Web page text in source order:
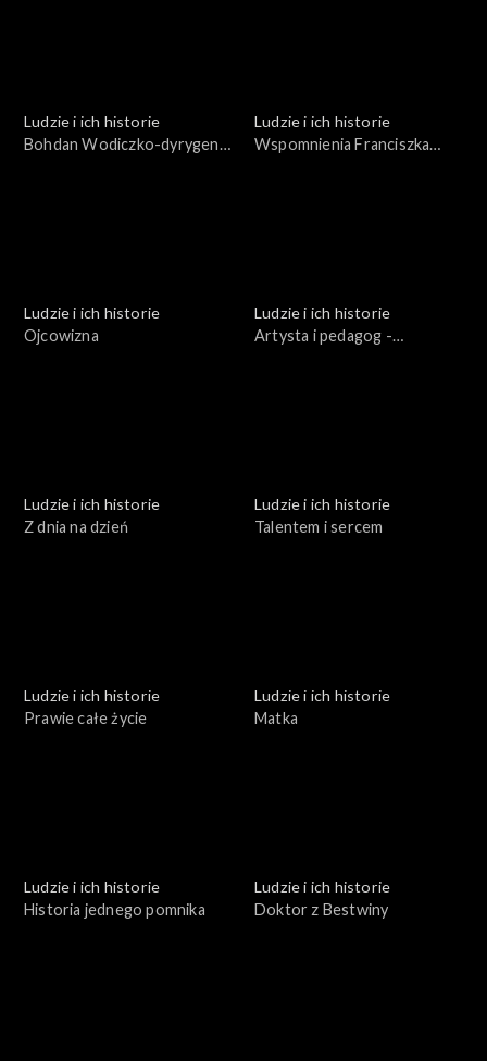
Ludzie i ich historie
Bohdan Wodiczko-dyrygent
Ludzie i ich historie
Wspomnienia Franciszka
Ludzie i ich historie
Ojcowizna
Ludzie i ich historie
Artysta i pedagog -
Ludzie i ich historie
Z dnia na dzień
Ludzie i ich historie
Talentem i sercem
Ludzie i ich historie
Prawie całe życie
Ludzie i ich historie
Matka
Ludzie i ich historie
Historia jednego pomnika
Ludzie i ich historie
Doktor z Bestwiny